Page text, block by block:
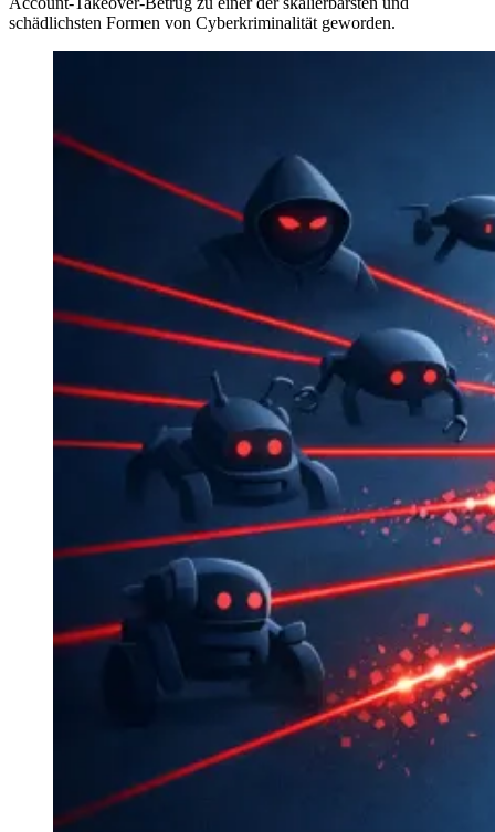
schädlichsten Formen von Cyberkriminalität geworden.